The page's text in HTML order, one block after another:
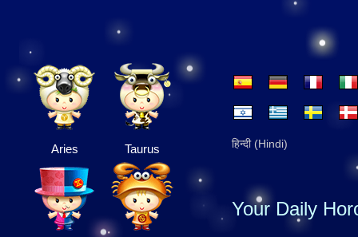
Aries Taurus हिन्दी (Hindi)
Your Daily